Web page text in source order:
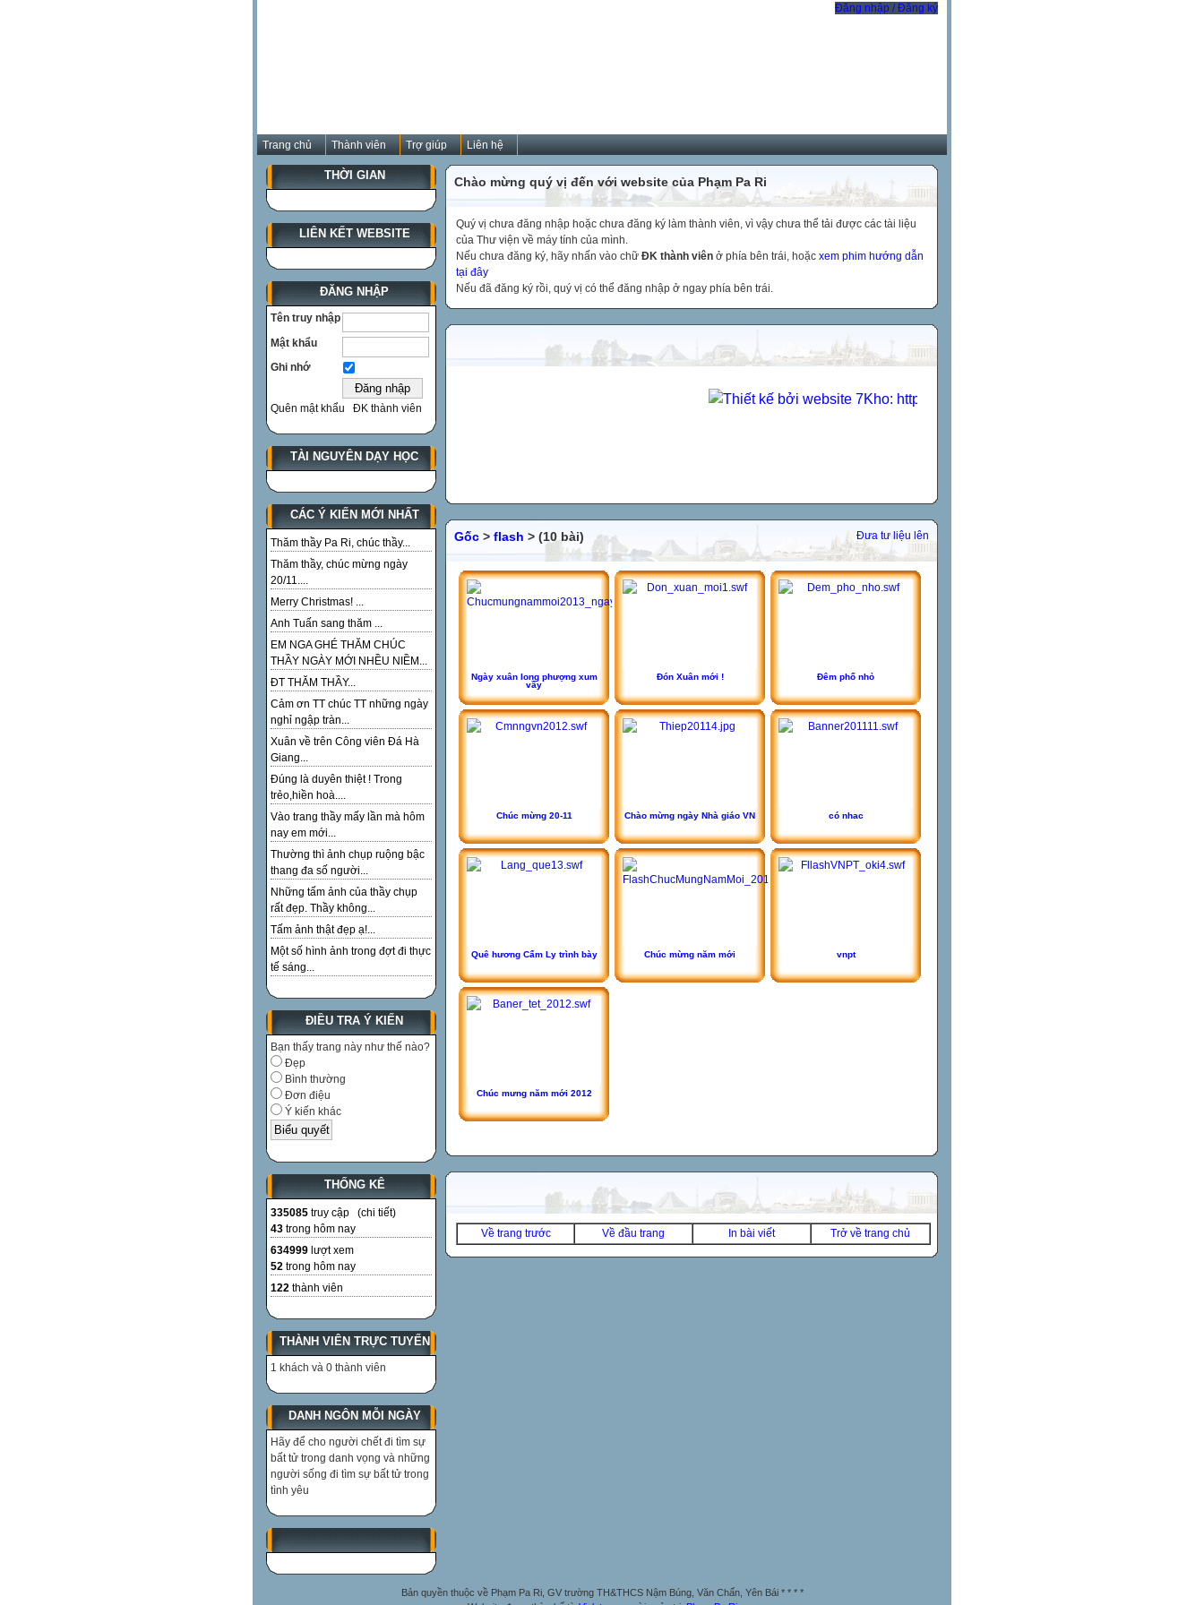
Đăng nhập / Đăng ký
Trang chủ Thành viên Trợ giúp Liên hệ
THỜI GIAN
LIÊN KẾT WEBSITE
ĐĂNG NHẬP
Tên truy nhập
Mật khẩu
Ghi nhớ
Quên mật khẩu ĐK thành viên
TÀI NGUYÊN DẠY HỌC
CÁC Ý KIẾN MỚI NHẤT
Thăm thầy Pa Ri, chúc thầy...
Thăm thầy, chúc mừng ngày
20/11....
Merry Christmas! ...
Anh Tuấn sang thăm ...
EM NGA GHÉ THĂM CHÚC
THẦY NGÀY MỚI NHỀU NIỀM...
ĐT THĂM THẦY...
Cảm ơn TT chúc TT những ngày
nghỉ ngập tràn...
Xuân về trên Công viên Đá Hà
Giang...
Đúng là duyên thiệt ! Trong
trẻo,hiền hoà....
Vào trang thầy mấy lần mà hôm
nay em mới...
Thường thì ảnh chụp ruộng bậc
thang đa số người...
Những tấm ảnh của thầy chụp
rất đẹp. Thầy không...
Tấm ảnh thật đẹp ạ!...
Một số hình ảnh trong đợt đi thực
tế sáng...
ĐIỀU TRA Ý KIẾN
Bạn thấy trang này như thế nào?
Đẹp
Bình thường
Đơn điệu
Ý kiến khác
THỐNG KÊ
335085 truy cập (chi tiết)
43 trong hôm nay
634999 lượt xem
52 trong hôm nay
122 thành viên
THÀNH VIÊN TRỰC TUYẾN
1 khách và 0 thành viên
DANH NGÔN MỖI NGÀY
Hãy để cho người chết đi tìm sự
bất tử trong danh vọng và những
người sống đi tìm sự bất tử trong
tình yêu
Chào mừng quý vị đến với website của Phạm Pa Ri
Quý vị chưa đăng nhập hoặc chưa đăng ký làm thành viên, vì vậy chưa thể tải được các tài liệu
của Thư viện về máy tính của mình.
Nếu chưa đăng ký, hãy nhấn vào chữ ĐK thành viên ở phía bên trái, hoặc xem phim hướng dẫn
tại đây
Nếu đã đăng ký rồi, quý vị có thể đăng nhập ở ngay phía bên trái.
Đưa tư liệu lên
Gốc > flash > (10 bài)
Ngày xuân long phượng xum
vầy
Đón Xuân mới ! Đêm phố nhỏ
Chúc mừng 20-11 Chào mừng ngày Nhà giáo VN có nhac
Quê hương Cẩm Ly trình bày Chúc mừng năm mới vnpt
Chúc mưng năm mới 2012
Về trang trước Về đầu trang In bài viết Trở về trang chủ
Bản quyền thuộc về Phạm Pa Ri, GV trường TH&THCS Nậm Búng, Văn Chấn, Yên Bái * * * *